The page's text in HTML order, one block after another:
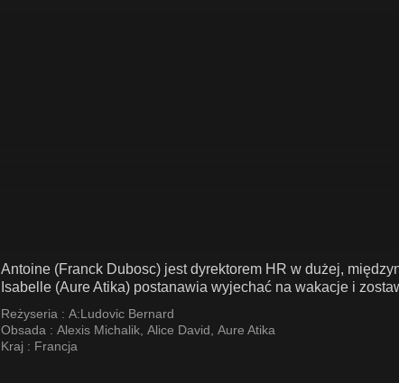
Antoine (Franck Dubosc) jest dyrektorem HR w dużej,
Isabelle (Aure Atika) postanawia wyjechać na wakacje i
Reżyseria : A:Ludovic Bernard
Obsada : Alexis Michalik Alice David Aure Atika
Kraj : Francja